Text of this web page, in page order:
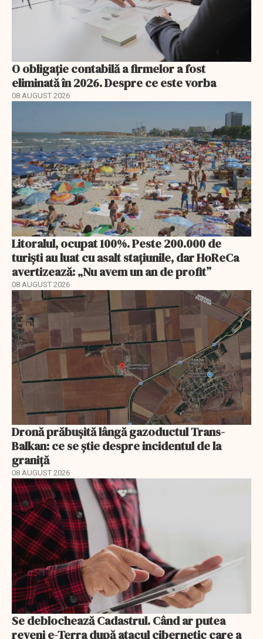
O obligație contabilă a firmelor a fost
eliminată în 2026. Despre ce este vorba
08 AUGUST 2026
Litoralul, ocupat 100%. Peste 200.000 de
turiști au luat cu asalt stațiunile, dar HoReCa
avertizează: „Nu avem un an de profit”
08 AUGUST 2026
Dronă prăbușită lângă gazoductul Trans-
Balkan: ce se știe despre incidentul de la
graniță
08 AUGUST 2026
Se deblochează Cadastrul. Când ar putea
reveni e-Terra după atacul cibernetic care a